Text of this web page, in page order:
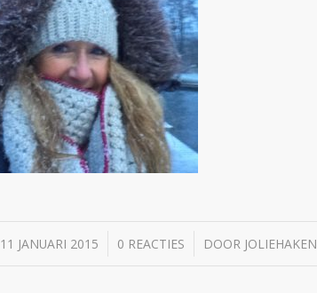
11 JANUARI 2015
/ 0 REACTIES
/ DOOR JOLIEHAKEN